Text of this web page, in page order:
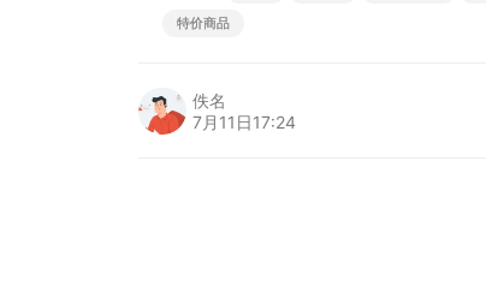
特价商品
佚名
7月11日17:24